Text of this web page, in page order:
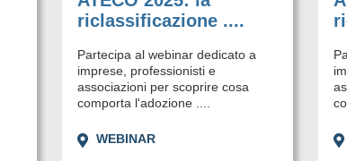
riclassificazione ....
Partecipa al webinar dedicato a
imprese, professionisti e
associazioni per scoprire cosa
comporta l'adozione ....
WEBINAR